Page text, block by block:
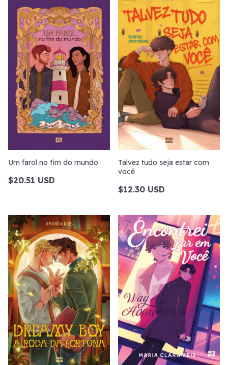
Um farol no fim do mundo
$20.51 USD
Talvez tudo seja estar com
você
$12.30 USD